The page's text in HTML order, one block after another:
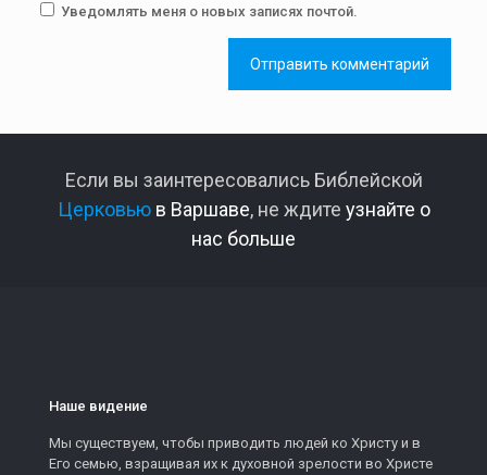
Уведомлять меня о новых записях почтой.
Если вы заинтересовались Библейской
Церковью в Варшаве, не ждите узнайте о
нас больше
Наше видение
Мы существуем, чтобы приводить людей ко Христу и в
Его семью, взращивая их к духовной зрелости во Христе